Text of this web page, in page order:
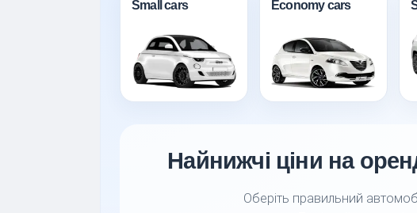
Small cars Economy cars
Найнижчі ціни на
Оберіть правильний